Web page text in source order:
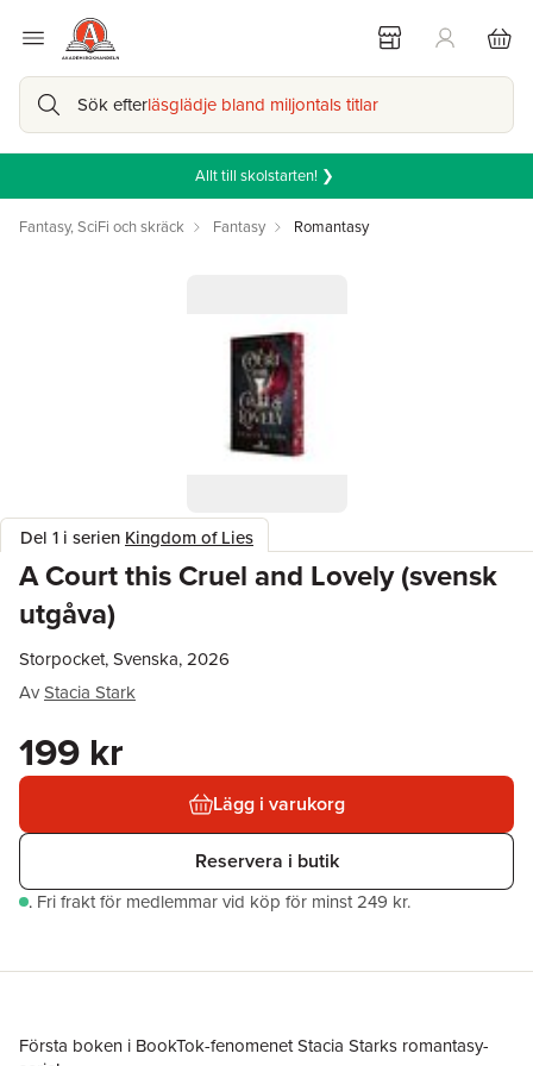
Sök efterläsglädje bland miljontals titlar
Allt till skolstarten! ❯
Fantasy, SciFi och skräck Fantasy Romantasy
Del 1 i serien Kingdom of Lies
A Court this Cruel and Lovely (svensk
utgåva)
Storpocket, Svenska, 2026
AvStacia Stark
199 kr
Lägg i varukorg
Reservera i butik
. Fri frakt för medlemmar vid köp för minst 249 kr.
Första boken i BookTok-fenomenet Stacia Starks romantasy-